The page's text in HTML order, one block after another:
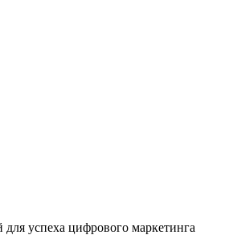
успеха цифрового маркетинга